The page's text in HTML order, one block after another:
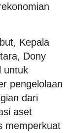
Kepala
Dony
untuk
pengelolaan
dari
aset
memperkuat